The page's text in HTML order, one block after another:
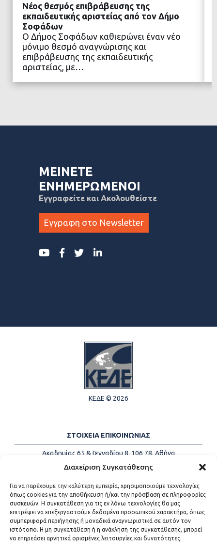
Διαχείριση Συγκατάθεσης
Για να παρέχουμε την καλύτερη εμπειρία, χρησιμοποιούμε τεχνολογίες
όπως cookies για την αποθήκευση ή/και την πρόσβαση σε πληροφορίες
συσκευών. Η συγκατάθεση για τις εν λόγω τεχνολογίες θα μας
επιτρέψει να επεξεργαστούμε δεδομένα προσωπικού χαρακτήρα, όπως
συμπεριφορά περιήγησης ή μοναδικά αναγνωριστικά σε αυτόν τον
ιστότοπο. Η μη συγκατάθεση ή η ανάκληση της συγκατάθεσης, μπορεί
να επηρεάσει αρνητικά ορισμένες λειτουργίες και δυνατότητες.
ΔΙΑΒΑΣΤΕ ΠΕΡΙΣΣΟΤΕΡΑ
Νέος θεσμός επιβράβευσης της
εκπαιδευτικής αριστείας από τον Δήμο
Σοφάδων
Ο Δήμος Σοφάδων καθιερώνει έναν νέο
μόνιμο θεσμό αναγνώρισης και
επιβράβευσης της εκπαιδευτικής
αριστείας, με…
ΜΕΙΝΕΤΕ
ΕΝΗΜΕΡΩΜΕΝΟΙ
Εγγραφείτε και Ακολουθείστε
Εγγραφη στο Newsletter
ΚΕΔΕ © 2026
ΣΤΟΙΧΕΙΑ ΕΠΙΚΟΙΝΩΝΙΑΣ
Ακαδημίας 65 & Γενναδίου 8, 106 78, Αθήνα
Τηλέφωνα:
+30 213-2147500
Email:
info@kede.gr
ΧΡΗΣΙΜΟΙ ΣΥΝΔΕΣΜΟΙ
Η ΚΕΔΕ